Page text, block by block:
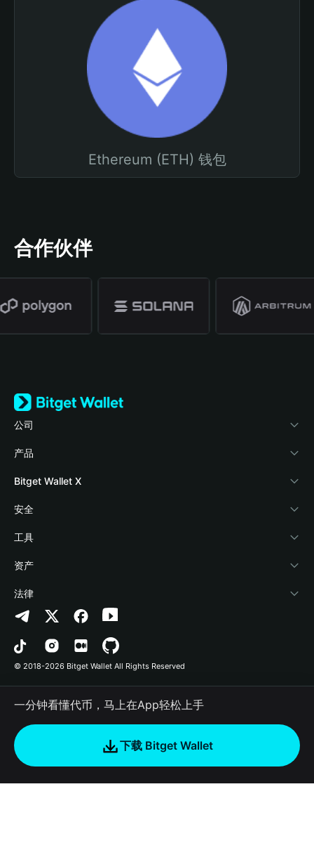
Ethereum (ETH) 钱包
合作伙伴
公司
关于 Bitget Wallet
博客
学院
加密资讯
帮助中心
联系我们
品牌资源
工作机会
产品
加密卡
稳定币理财
Payfi Crypto
Crypto Swap API
山寨季指数
预测市场
DApp
RWA
如何购买加密货币
Bitget Wallet X
开发者文档
接入钱包
Bitget Wallet Pay
合作上架
安全
风险保障基金
安全防护技术
工具
快捷买币
授权检测
合约检测
批量转账
资产
Arbitrum
Avalanche
Bitcoin
Polygon
法律
隐私协议
用户使用协议
© 2018-2026 Bitget Wallet All Rights Reserved
一分钟看懂代币，马上在App轻松上手
下载 Bitget Wallet